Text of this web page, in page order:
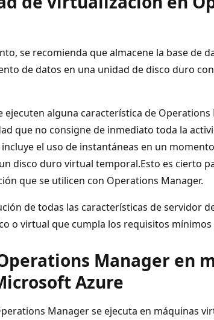
se recomienda que almacene la base de
de datos en una unidad de disco duro
ejecuten alguna característica de
que no consigne de inmediato toda la
el uso de instantáneas en un
disco duro virtual temporal.Esto es cierto
que se utilicen con Operations Manager.
de todas las características de servidor
o virtual que cumpla los requisitos
Manager en
Azure
Manager se ejecuta en máquinas